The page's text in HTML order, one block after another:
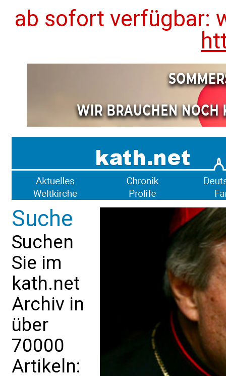
ab sofort verfügbar:
Suche
Suchen
Sie im
kath.net
Archiv in
über
70000
Artikeln: